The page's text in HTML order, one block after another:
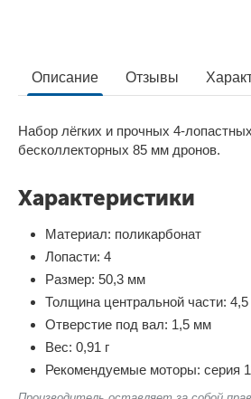
Описание Отзывы
Набор лёгких и прочных 4-
бесколлекторных 85 мм дронов.
Характеристики
Материал: поликарбонат
Лопасти: 4
Размер: 50,3 мм
Толщина центральной части:
Отверстие под вал: 1,5 мм
Вес: 0,91 г
Рекомендуемые моторы: серия